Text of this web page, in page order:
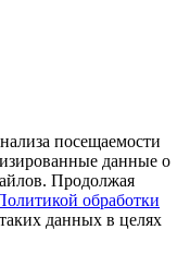
посещаемости
данные о
Продолжая
обработки
данных в целях